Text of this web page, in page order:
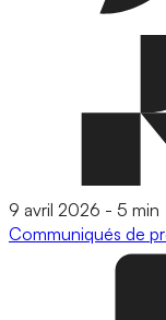
9 avril 2026 - 5 min
Communiqués de